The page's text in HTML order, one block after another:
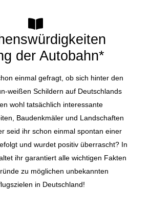
der Autobahn*
einmal gefragt, ob sich hinter den
weißen Schildern auf Deutschlands
wohl tatsächlich interessante
Baudenkmäler und Landschaften
seid ihr schon einmal spontan einer
und wurdet positiv überrascht? In
ihr garantiert alle wichtigen Fakten
zu möglichen unbekannten
in Deutschland!